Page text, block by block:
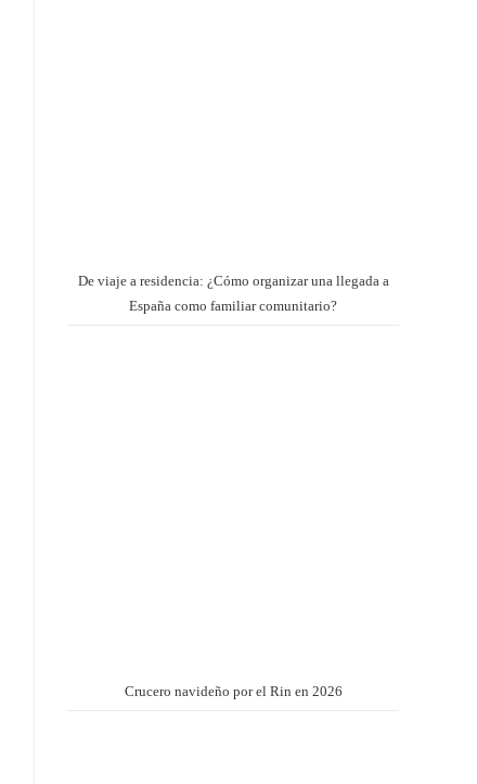
De viaje a residencia: ¿Cómo organizar una llegada a
España como familiar comunitario?
Crucero navideño por el Rin en 2026